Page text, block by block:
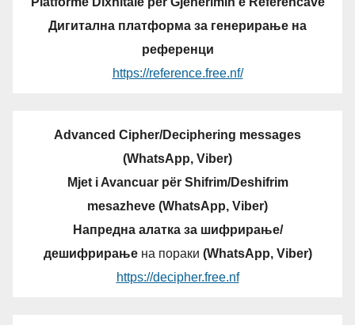
Дигитална платформа за генерирање на
референци
https://reference.free.nf/
Advanced Cipher/Deciphering messages
(WhatsApp, Viber)
Mjet i Avancuar për Shifrim/Deshifrim
mesazheve (WhatsApp, Viber)
Напредна алатка за шифрирање/
дешифрирањена пораки (WhatsApp, Viber)
https://decipher.free.nf